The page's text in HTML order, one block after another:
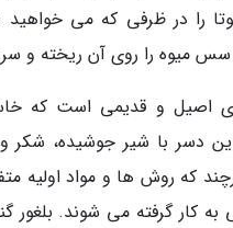
را در ظرفی که می خواهید
میوه را روی آن ریخته و
اصیل و قدیمی است که
دسر با شیر جوشیده، شکر و
که روش ها و مواد اولیه
به کار گرفته می شوند. بلغور